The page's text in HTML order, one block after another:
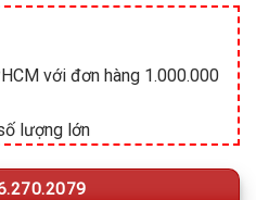
với đơn hàng 1.000.000
lượng lớn